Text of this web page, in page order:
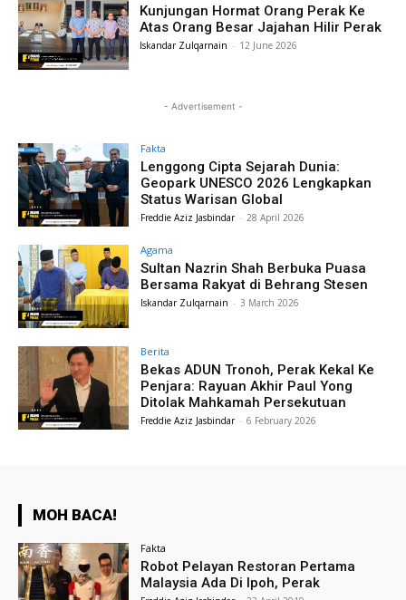
Kunjungan Hormat Orang Perak Ke
Atas Orang Besar Jajahan Hilir Perak
Iskandar Zulqarnain - 12 June 2026
- Advertisement -
Fakta
Lenggong Cipta Sejarah Dunia:
Geopark UNESCO 2026 Lengkapkan
Status Warisan Global
Freddie Aziz Jasbindar - 28 April 2026
Agama
Sultan Nazrin Shah Berbuka Puasa
Bersama Rakyat di Behrang Stesen
Iskandar Zulqarnain - 3 March 2026
Berita
Bekas ADUN Tronoh, Perak Kekal Ke
Penjara: Rayuan Akhir Paul Yong
Ditolak Mahkamah Persekutuan
Freddie Aziz Jasbindar - 6 February 2026
MOH BACA!
Fakta
Robot Pelayan Restoran Pertama
Malaysia Ada Di Ipoh, Perak